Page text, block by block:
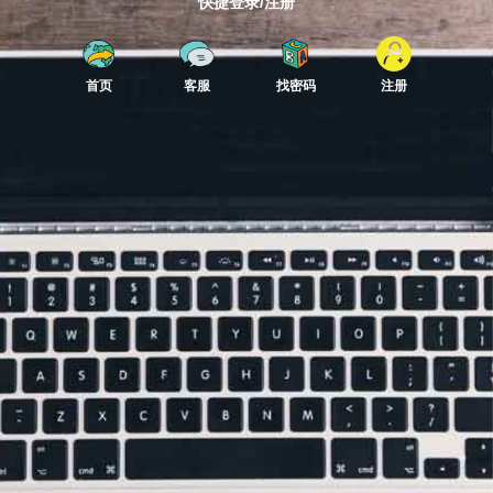
首页 客服 找密码 注册